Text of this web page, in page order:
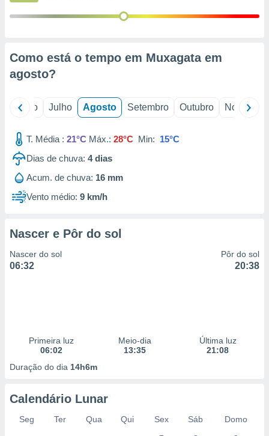
através
estudos
de
Como está o tempo em Muxagata em
agosto?
Junho Julho Agosto Setembro Outubro Novembro
T. Média : 21°C Máx.: 28°C Min: 15°C
Dias de chuva: 4dias
Acum. de chuva: 16 mm
Vento médio: 9 km/h
Nascer e Pôr do sol
Nascer do sol
06:32
Pôr do sol
20:38
Primeira luz
06:02
Meio-dia
13:35
Última luz
21:08
Duração do dia 14h6m
Calendário Lunar
Seg Ter Qua Qui Sex Sáb
Domo